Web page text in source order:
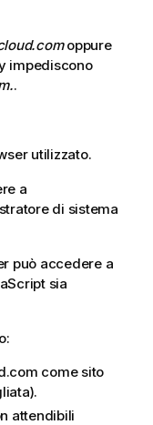
oppure
impediscono
.
utilizzato.
a
di sistema
può accedere a
sia
come sito
attendibili